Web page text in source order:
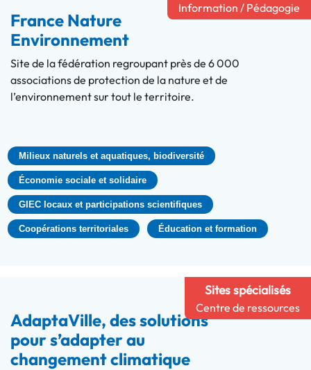
Information / Pédagogie
France Nature
Environnement
Site de la fédération regroupant près de 6 000
associations de protection de la nature et de
l’environnement sur tout le territoire.
Milieux naturels et aquatiques, biodiversité
Économie sociale et solidaire
GIEC locaux et participations scientifiques
Coopérations territoriales Éducation et formation
Sites spécialisés
Centre de ressources
AdaptaVille, des solutions
pour s’adapter au
changement climatique